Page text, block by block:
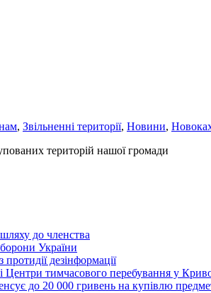
, Звільненні території, Новини,
територій нашої громади
до членства
України
дезінформації
тимчасового перебування у
до 20 000 гривень на купівлю